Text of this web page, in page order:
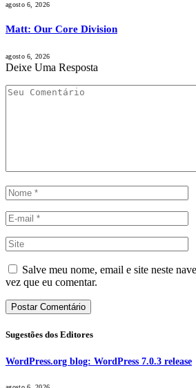
agosto 6, 2026
Matt: Our Core Division
agosto 6, 2026
Deixe Uma Resposta
Salve meu nome, email e site neste
vez que eu comentar.
Sugestões dos Editores
WordPress.org blog: WordPress 7.0.3 release